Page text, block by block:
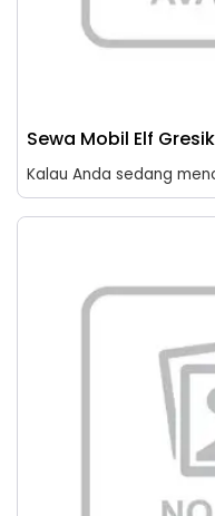
Sewa Mobil Elf
Kalau Anda sedang